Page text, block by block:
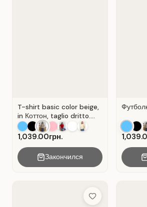
T-shirt basic color beige,
in Коттон, taglio dritto.
Colore Beige.
1,039.00грн.
Закончился
Add to Wish List